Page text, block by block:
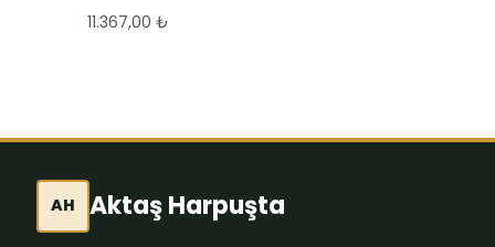
11.367,00 ₺
AH Aktaş Harpuşta